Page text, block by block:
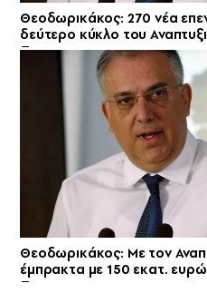
Θεοδωρικάκος: 270 νέα
δεύτερο κύκλο του
Θεοδωρικάκος: Με τον
έμπρακτα με 150 εκατ.